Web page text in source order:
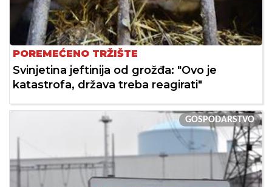
POREMEĆENO TRŽIŠTE
Svinjetina jeftinija od grožđa: "Ovo je
katastrofa, država treba reagirati"
GOSPODARSTVO